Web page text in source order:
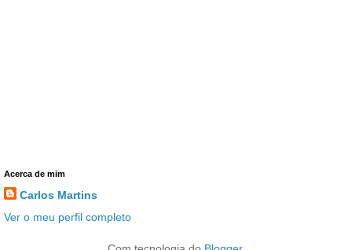
Acerca de mim
Carlos Martins
Ver o meu perfil completo